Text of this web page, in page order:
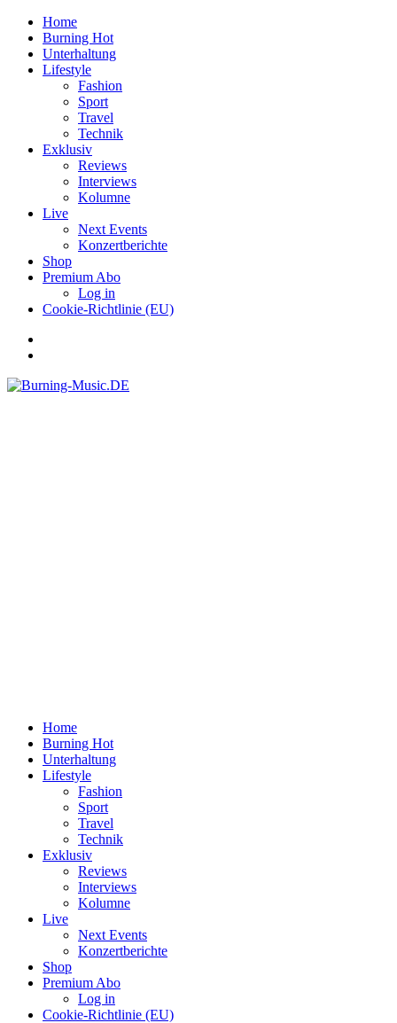
Home
Burning Hot
Unterhaltung
Lifestyle
Fashion
Sport
Travel
Technik
Exklusiv
Reviews
Interviews
Kolumne
Live
Next Events
Konzertberichte
Shop
Premium Abo
Log in
Cookie-Richtlinie (EU)
Home
Burning Hot
Unterhaltung
Lifestyle
Fashion
Sport
Travel
Technik
Exklusiv
Reviews
Interviews
Kolumne
Live
Next Events
Konzertberichte
Shop
Premium Abo
Log in
Cookie-Richtlinie (EU)